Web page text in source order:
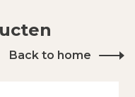
Back to home